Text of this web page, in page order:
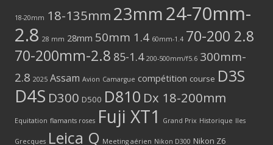
18-20mm 18-135mm 23mm24-70mm-
2.8 28 mm 28mm 50mm 1.4 60mm-1.4 70-200 2.8
70-200mm-2.8 85-1.4 200-500mm/f5.6 300mm-
2.8 2025 Assam Avion Camargue compétition course D3S
D4S D300 D500 D810 Dx 18-200mm
Equitation flamants roses Fuji XT1 Grand Prix Historique Iles
Grecques Leica Q Meeting aérien Nikon D300 Nikon Z6